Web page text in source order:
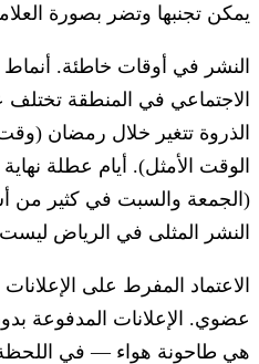
يمكن تجنبها وتضر بصورة
النشر في أوقات خاطئة.
الاجتماعي في المنطقة
الذروة تتغير خلال رمضان
الوقت الأمثل). أيام عطلة
(الجمعة والسبت في كثير من
النشر المثلى في الرياض
الاعتماد المفرط على
عضوي. الإعلانات المدفوعة
هي طاحونة هواء — في اللحظة